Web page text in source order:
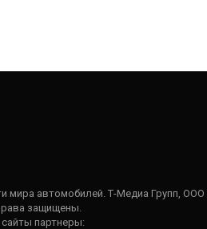
мира автомобилей. Т-Медиа Групп, ООО
защищены.
партнеры: